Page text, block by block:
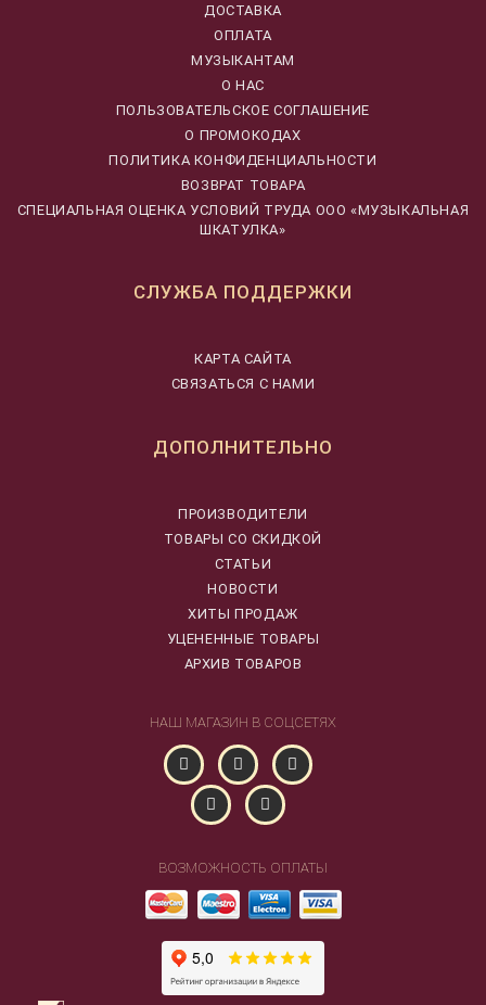
ДОСТАВКА
ОПЛАТА
МУЗЫКАНТАМ
О НАС
ПОЛЬЗОВАТЕЛЬСКОЕ СОГЛАШЕНИЕ
О ПРОМОКОДАХ
ПОЛИТИКА КОНФИДЕНЦИАЛЬНОСТИ
ВОЗВРАТ ТОВАРА
CПЕЦИАЛЬНАЯ ОЦЕНКА УСЛОВИЙ ТРУДА ООО «МУЗЫКАЛЬНАЯ
ШКАТУЛКА»
СЛУЖБА ПОДДЕРЖКИ
КАРТА САЙТА
СВЯЗАТЬСЯ С НАМИ
ДОПОЛНИТЕЛЬНО
ПРОИЗВОДИТЕЛИ
ТОВАРЫ СО СКИДКОЙ
СТАТЬИ
НОВОСТИ
ХИТЫ ПРОДАЖ
УЦЕНЕННЫЕ ТОВАРЫ
АРХИВ ТОВАРОВ
НАШ МАГАЗИН В СОЦСЕТЯХ
ВОЗМОЖНОСТЬ ОПЛАТЫ